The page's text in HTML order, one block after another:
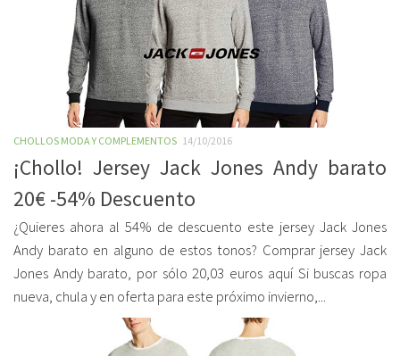
CHOLLOS MODA Y COMPLEMENTOS 14/10/2016
¡Chollo! Jersey Jack Jones Andy barato
20€ -54% Descuento
¿Quieres ahora al 54% de descuento este jersey Jack Jones
Andy barato en alguno de estos tonos? Comprar jersey Jack
Jones Andy barato, por sólo 20,03 euros aquí Si buscas ropa
nueva, chula y en oferta para este próximo invierno,...